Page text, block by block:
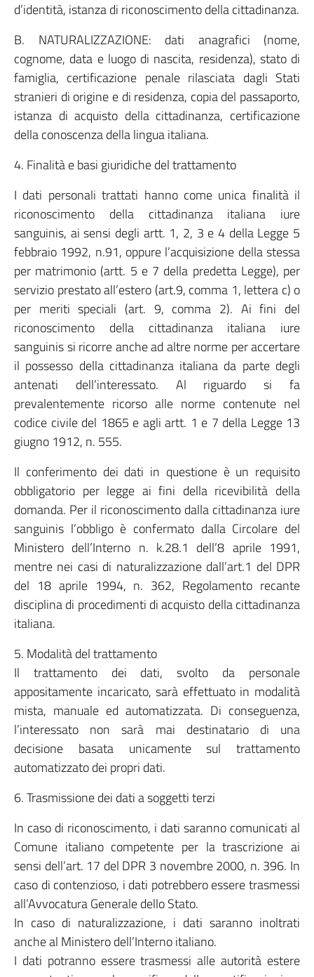
d’identità, istanza di riconoscimento della cittadinanza.
B. NATURALIZZAZIONE: dati anagrafici (nome,
cognome, data e luogo di nascita, residenza), stato di
famiglia, certificazione penale rilasciata dagli Stati
stranieri di origine e di residenza, copia del passaporto,
istanza di acquisto della cittadinanza, certificazione
della conoscenza della lingua italiana.
4. Finalità e basi giuridiche del trattamento
I dati personali trattati hanno come unica finalità il
riconoscimento della cittadinanza italiana iure
sanguinis, ai sensi degli artt. 1, 2, 3 e 4 della Legge 5
febbraio 1992, n.91, oppure l’acquisizione della stessa
per matrimonio (artt. 5 e 7 della predetta Legge), per
servizio prestato all’estero (art.9, comma 1, lettera c) o
per meriti speciali (art. 9, comma 2). Ai fini del
riconoscimento della cittadinanza italiana iure
sanguinis si ricorre anche ad altre norme per accertare
il possesso della cittadinanza italiana da parte degli
antenati dell’interessato. Al riguardo si fa
prevalentemente ricorso alle norme contenute nel
codice civile del 1865 e agli artt. 1 e 7 della Legge 13
giugno 1912, n. 555.
Il conferimento dei dati in questione è un requisito
obbligatorio per legge ai fini della ricevibilità della
domanda. Per il riconoscimento dalla cittadinanza iure
sanguinis l’obbligo è confermato dalla Circolare del
Ministero dell’Interno n. k.28.1 dell’8 aprile 1991,
mentre nei casi di naturalizzazione dall’art.1 del DPR
del 18 aprile 1994, n. 362, Regolamento recante
disciplina di procedimenti di acquisto della cittadinanza
italiana.
5. Modalità del trattamento
Il trattamento dei dati, svolto da personale
appositamente incaricato, sarà effettuato in modalità
mista, manuale ed automatizzata. Di conseguenza,
l’interessato non sarà mai destinatario di una
decisione basata unicamente sul trattamento
automatizzato dei propri dati.
6. Trasmissione dei dati a soggetti terzi
In caso di riconoscimento, i dati saranno comunicati al
Comune italiano competente per la trascrizione ai
sensi dell’art. 17 del DPR 3 novembre 2000, n. 396. In
caso di contenzioso, i dati potrebbero essere trasmessi
all’Avvocatura Generale dello Stato.
In caso di naturalizzazione, i dati saranno inoltrati
anche al Ministero dell’Interno italiano.
I dati potranno essere trasmessi alle autorità estere